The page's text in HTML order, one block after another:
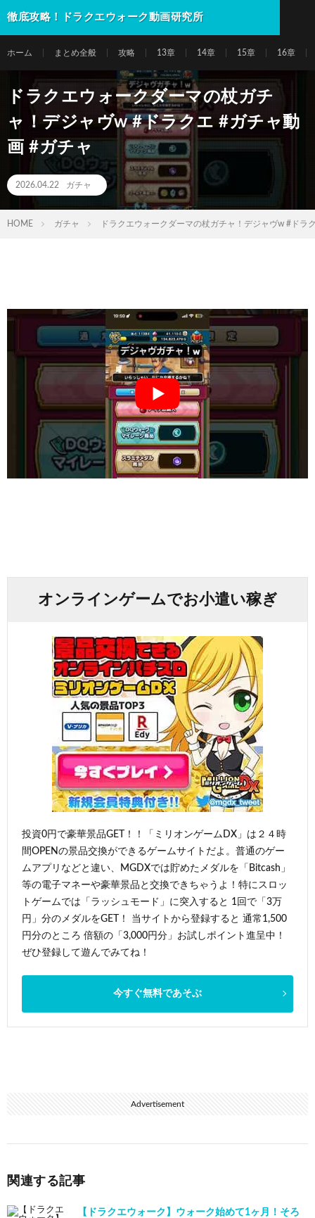
徹底攻略！ドラクエウォーク動画研究所
ホーム まとめ全般 攻略 13章 14章 15章 16章
ドラクエウォークダーマの杖ガチ
ャ！デジャヴw #ドラクエ #ガチャ動
画 #ガチャ
2026.04.22 ガチャ
HOME ガチャ ドラクエウォークダーマの杖ガチャ！デジャヴw #ドラ
オンラインゲームでお小遣い稼ぎ
投資0円で豪華景品GET！！「ミリオンゲームDX」は２４時
間OPENの景品交換ができるゲームサイトだよ。普通のゲー
ムアプリなどと違い、MGDXでは貯めたメダルを「Bitcash」
等の電子マネーや豪華景品と交換できちゃうよ！特にスロッ
トゲームでは「ラッシュモード」に突入すると 1回で「3万
円」分のメダルをGET！ 当サイトから登録すると 通常1,500
円分のところ 倍額の「3,000円分」お試しポイント進呈中！
ぜひ登録して遊んでみてね！
今すぐ無料であそぶ
Advertisement
関連する記事
【ドラクエウォーク】ウォーク始めて1ヶ月！そろ